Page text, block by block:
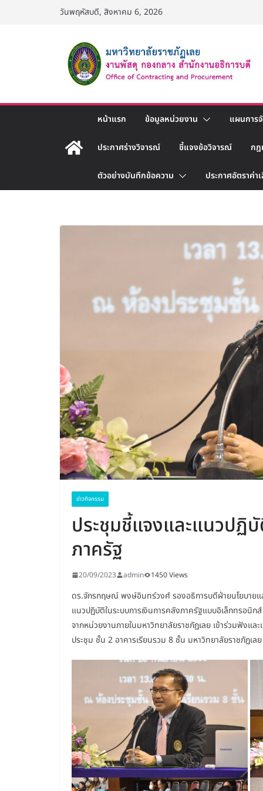
วันพฤหัสบดี, สิงหาคม 6, 2026
หน้าแรก ข้อมูลหน่วยงาน แผนการ
ประกาศร่างวิจารณ์ ชี้แจงข้อวิจารณ์ กฎ
ตัวอย่างบันทึกข้อความ ประกาศอัตราค่า
ข่าวกิจกรรม
ประชุมชี้แจงและแนวปฏิ
ภาครัฐ
20/09/2023 admin 1450 Views
ดร.จักรกฤษณ์ พงษ์อินทร์วงศ์ รองอธิการบดีฝ่ายนโยบายแ
แนวปฏิบัติในระบบการเงินการคลังภาครัฐแบบอิเล็กทรอ
จากหน่วยงานภายในมหาวิทยาลัยราชภัฏเลย เข้าร่วมฟังแ
ประชุม ชั้น 2 อาคารเรียนรวม 8 ชั้น มหาวิทยาลัยราชภัฏ